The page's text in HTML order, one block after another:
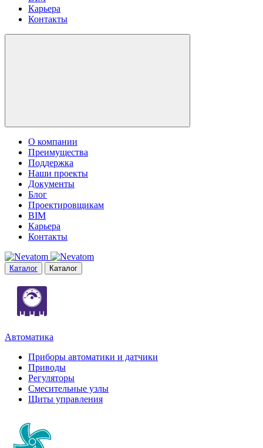
Карьера
Контакты
О компании
Преимущества
Поддержка
Наши проекты
Документы
Блог
Проектировщикам
BIM
Карьера
Контакты
Каталог Каталог
Автоматика
Приборы автоматики и датчики
Приводы
Регуляторы
Смесительные узлы
Щиты управления